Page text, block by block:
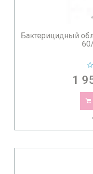
Бактерицидный
1